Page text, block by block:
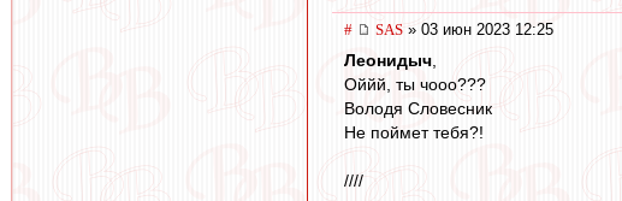
# SAS » 03 июн 2023 12:25
Леонидыч,
Оййй, ты чооо???
Володя Словесник
Не поймет тебя?!
////